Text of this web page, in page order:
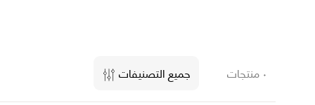
٠ منتجات جميع التصنيفات